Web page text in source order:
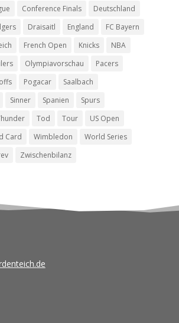
Conference Finals
Deutschland
Draisaitl England
FC Bayern
French Open Knicks
NBA
Olympiavorschau
Pacers
Pogacar
Saalbach
Sinner Spanien
Spurs
Tod Tour
US Open
Card Wimbledon
World Series
Zwischenbilanz